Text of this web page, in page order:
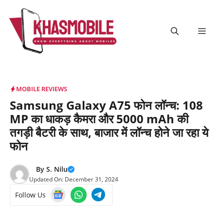
content
MOBILE REVIEWS
Samsung Galaxy A75 फोन लॉन्च: 108
MP का धाकड़ कैमरा और 5000 mAh की
तगड़ी बैटरी के साथ, बाजार में लॉन्च होने जा रहा ये
फोन
By S. Nilu
Updated On: December 31, 2024
Follow Us